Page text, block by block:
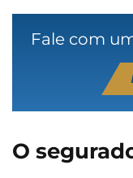
Fale com
O